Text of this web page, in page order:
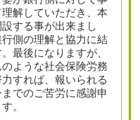
解していただき、本
する事が出来まし
側の理解と協力に結
最後になりますが、
ような社会保険労務
すれば、報いられる
でのご苦労に感謝申
。